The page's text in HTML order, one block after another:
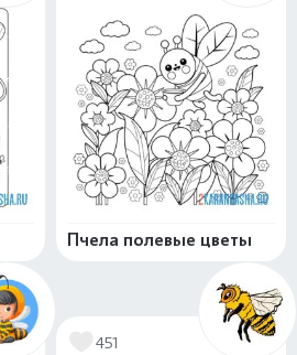
Пчела полевые цветы
451